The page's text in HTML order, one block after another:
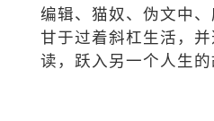
编辑、猫奴、伪文中、
甘于过着斜杠生活，
读，跃入另一个人生的